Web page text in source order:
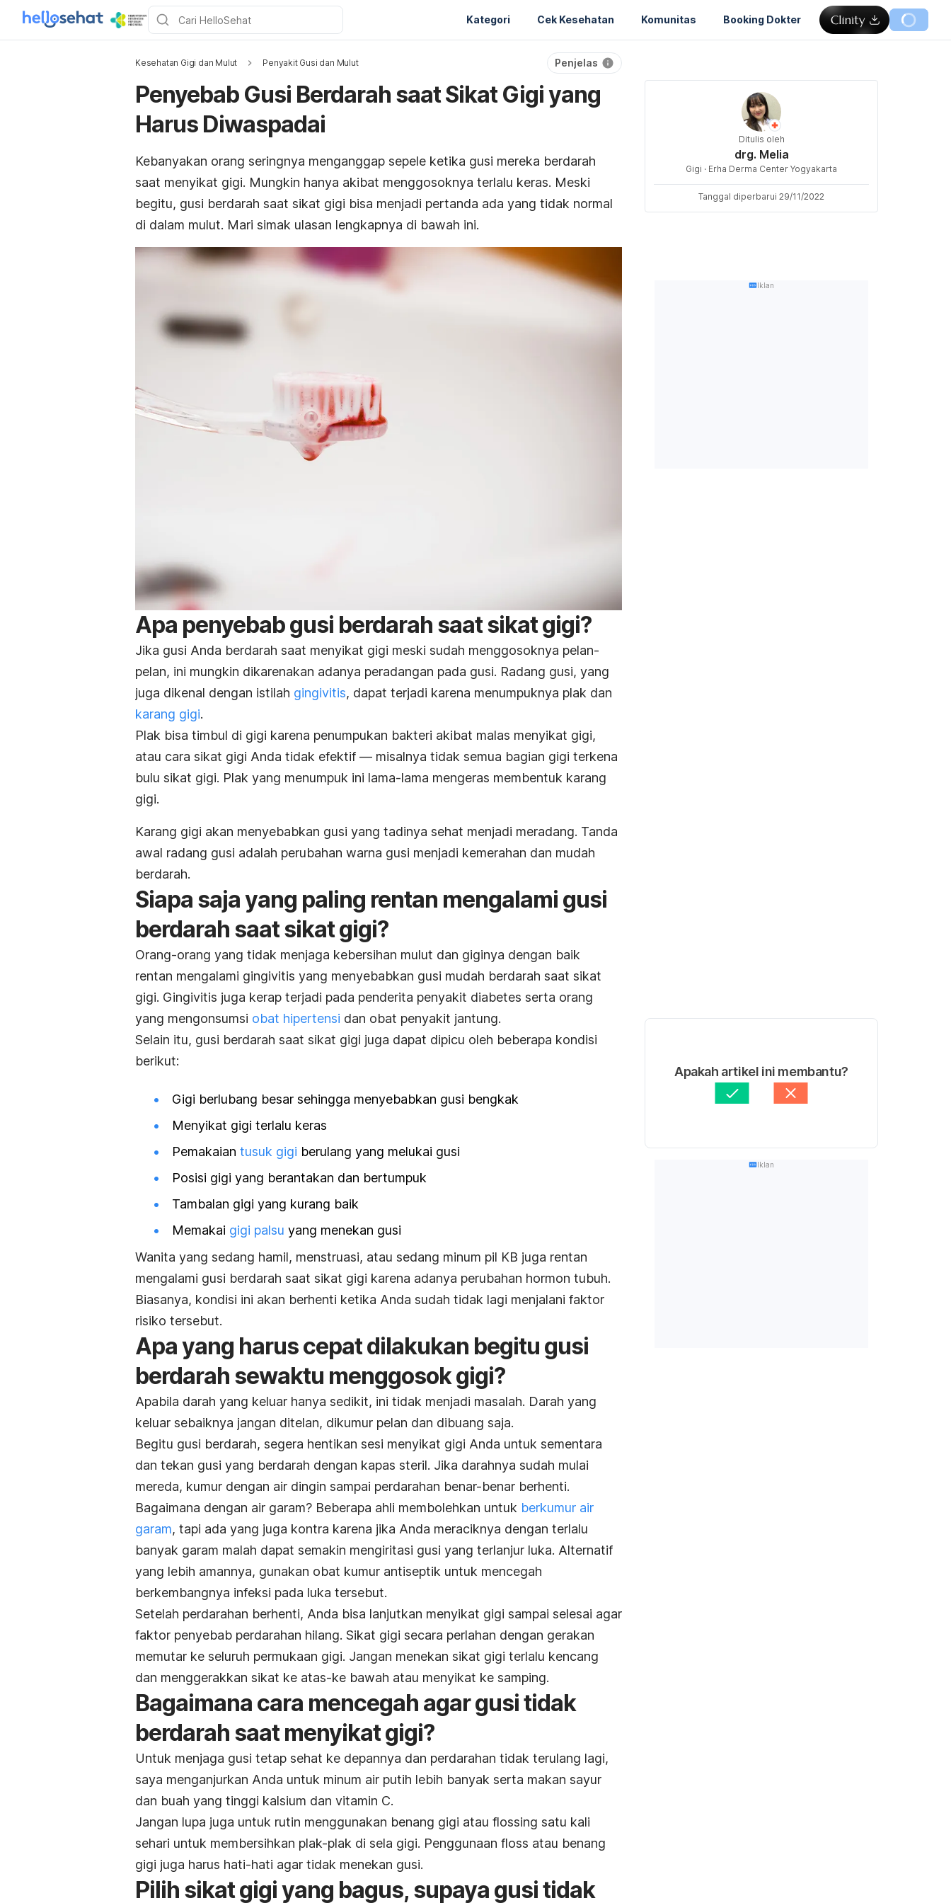
Kategori Cek Kesehatan Komunitas Booking Dokter
Kesehatan Gigi dan Mulut Penyakit Gusi dan Mulut Penjelas
Penyebab Gusi Berdarah saat Sikat Gigi yang
Harus Diwaspadai
Kebanyakan orang seringnya menganggap sepele ketika gusi mereka berdarah
saat menyikat gigi. Mungkin hanya akibat menggosoknya terlalu keras. Meski
begitu, gusi berdarah saat sikat gigi bisa menjadi pertanda ada yang tidak normal
di dalam mulut. Mari simak ulasan lengkapnya di bawah ini.
Apa penyebab gusi berdarah saat sikat gigi?
Jika gusi Anda berdarah saat menyikat gigi meski sudah menggosoknya pelan-
pelan, ini mungkin dikarenakan adanya peradangan pada gusi. Radang gusi, yang
juga dikenal dengan istilah gingivitis, dapat terjadi karena menumpuknya plak dan
karang gigi.
Plak bisa timbul di gigi karena penumpukan bakteri akibat malas menyikat gigi,
atau cara sikat gigi Anda tidak efektif — misalnya tidak semua bagian gigi terkena
bulu sikat gigi. Plak yang menumpuk ini lama-lama mengeras membentuk karang
gigi.
Karang gigi akan menyebabkan gusi yang tadinya sehat menjadi meradang. Tanda
awal radang gusi adalah perubahan warna gusi menjadi kemerahan dan mudah
berdarah.
Siapa saja yang paling rentan mengalami gusi
berdarah saat sikat gigi?
Orang-orang yang tidak menjaga kebersihan mulut dan giginya dengan baik
rentan mengalami gingivitis yang menyebabkan gusi mudah berdarah saat sikat
gigi. Gingivitis juga kerap terjadi pada penderita penyakit diabetes serta orang
yang mengonsumsi obat hipertensi dan obat penyakit jantung.
Selain itu, gusi berdarah saat sikat gigi juga dapat dipicu oleh beberapa kondisi
berikut:
Gigi berlubang besar sehingga menyebabkan gusi bengkak
Menyikat gigi terlalu keras
Pemakaian tusuk gigi berulang yang melukai gusi
Posisi gigi yang berantakan dan bertumpuk
Tambalan gigi yang kurang baik
Memakai gigi palsu yang menekan gusi
Wanita yang sedang hamil, menstruasi, atau sedang minum pil KB juga rentan
mengalami gusi berdarah saat sikat gigi karena adanya perubahan hormon tubuh.
Biasanya, kondisi ini akan berhenti ketika Anda sudah tidak lagi menjalani faktor
risiko tersebut.
Apa yang harus cepat dilakukan begitu gusi
berdarah sewaktu menggosok gigi?
Apabila darah yang keluar hanya sedikit, ini tidak menjadi masalah. Darah yang
keluar sebaiknya jangan ditelan, dikumur pelan dan dibuang saja.
Begitu gusi berdarah, segera hentikan sesi menyikat gigi Anda untuk sementara
dan tekan gusi yang berdarah dengan kapas steril. Jika darahnya sudah mulai
mereda, kumur dengan air dingin sampai perdarahan benar-benar berhenti.
Bagaimana dengan air garam? Beberapa ahli membolehkan untuk berkumur air
garam, tapi ada yang juga kontra karena jika Anda meraciknya dengan terlalu
banyak garam malah dapat semakin mengiritasi gusi yang terlanjur luka. Alternatif
yang lebih amannya, gunakan obat kumur antiseptik untuk mencegah
berkembangnya infeksi pada luka tersebut.
Setelah perdarahan berhenti, Anda bisa lanjutkan menyikat gigi sampai selesai agar
faktor penyebab perdarahan hilang. Sikat gigi secara perlahan dengan gerakan
memutar ke seluruh permukaan gigi. Jangan menekan sikat gigi terlalu kencang
dan menggerakkan sikat ke atas-ke bawah atau menyikat ke samping.
Bagaimana cara mencegah agar gusi tidak
berdarah saat menyikat gigi?
Untuk menjaga gusi tetap sehat ke depannya dan perdarahan tidak terulang lagi,
saya menganjurkan Anda untuk minum air putih lebih banyak serta makan sayur
dan buah yang tinggi kalsium dan vitamin C.
Jangan lupa juga untuk rutin menggunakan benang gigi atau flossing satu kali
sehari untuk membersihkan plak-plak di sela gigi. Penggunaan floss atau benang
gigi juga harus hati-hati agar tidak menekan gusi.
Pilih sikat gigi yang bagus, supaya gusi tidak
Ditulis oleh
drg. Melia
Gigi · Erha Derma Center Yogyakarta
Tanggal diperbarui 29/11/2022
Iklan
Apakah artikel ini membantu?
Iklan